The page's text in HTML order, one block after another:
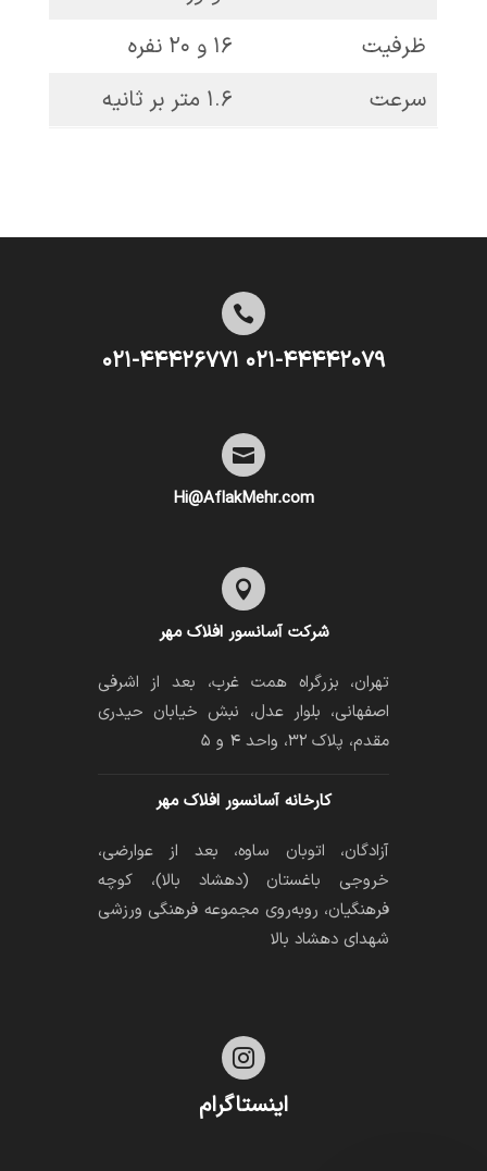
ظرفیت
۱۶ و ۲۰ نفره
سرعت
۱.۶ متر بر ثانیه

۰۲۱-۴۴۴۴۲۰۷۹ ۰۲۱-۴۴۴۲۶۷۷۱

Hi@AflakMehr.com

شرکت آسانسور افلاک مهر
تهران، بزرگراه همت غرب، بعد از اشرفی
اصفهانی، بلوار عدل، نبش خیابان حیدری
مقدم، پلاک ۳۲، واحد ۴ و ۵
کارخانه آسانسور افلاک مهر
آزادگان، اتوبان ساوه، بعد از عوارضی،
خروجی باغستان (دهشاد بالا)، کوچه
فرهنگیان، رو‌به‌روی مجموعه فرهنگی ورزشی
شهدای دهشاد بالا

اینستاگرام